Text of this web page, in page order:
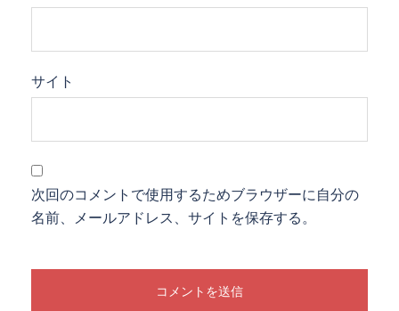
サイト
次回のコメントで使用するためブラウザーに自分の
名前、メールアドレス、サイトを保存する。